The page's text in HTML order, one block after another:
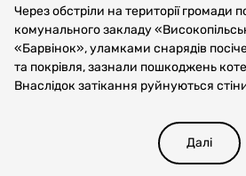
Через обстріли на території громади
комунального закладу
«Барвінок», уламками снарядів
та покрівля, зазнали пошкоджень
Внаслідок затікання руйнуються
учнів та працівників. Об’єкт в цілому
категорії за пошкодженнями з
відсотком пошкодження несучих та
Далі